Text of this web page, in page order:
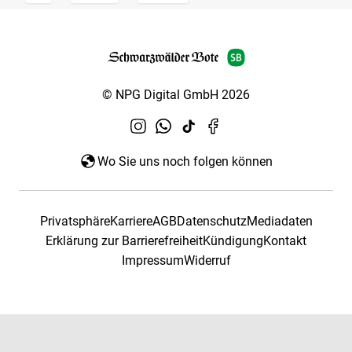
© NPG Digital GmbH 2026
Wo Sie uns noch folgen können
PrivatsphäreKarriereAGBDatenschutzMediadaten
Erklärung zur BarrierefreiheitKündigungKontakt
ImpressumWiderruf